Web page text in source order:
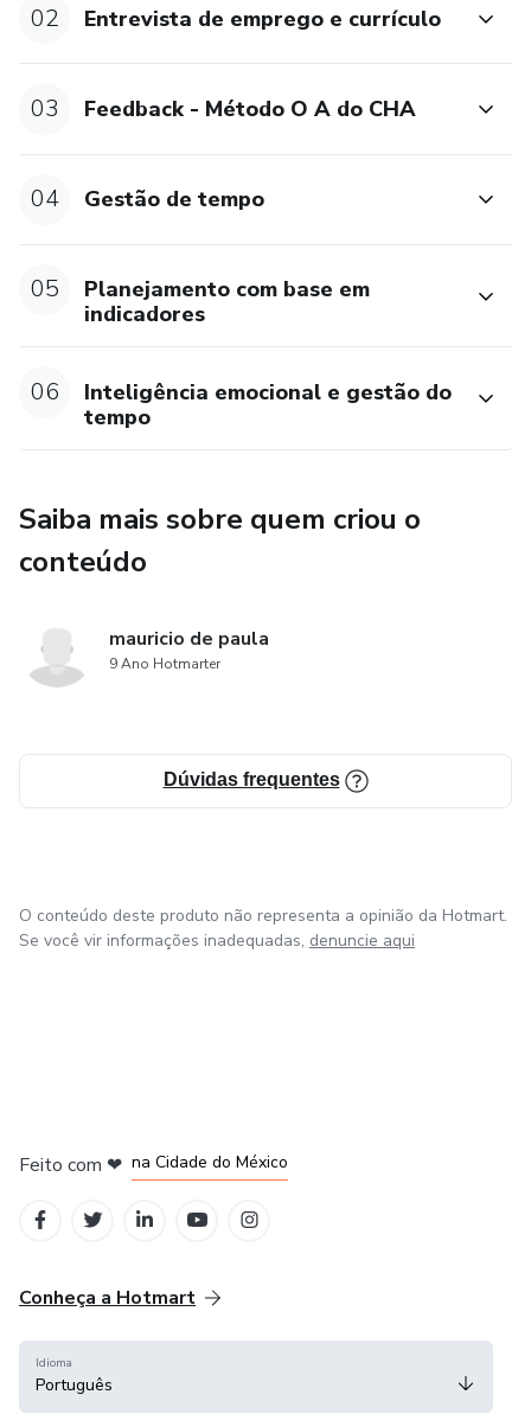
02 Entrevista de emprego e currículo
03 Feedback - Método O A do CHA
04 Gestão de tempo
05
Planejamento com base em
indicadores
06
Inteligência emocional e gestão do
tempo
Saiba mais sobre quem criou o
conteúdo
mauricio de paula
9 Ano Hotmarter
Dúvidas frequentes
O conteúdo deste produto não representa a opinião da Hotmart.
Se você vir informações inadequadas, denuncie aqui
Feito com ❤ na Cidade do México
Conheça a Hotmart
Idioma
Português